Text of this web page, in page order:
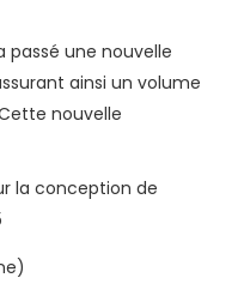
passé une nouvelle
ainsi un volume
nouvelle